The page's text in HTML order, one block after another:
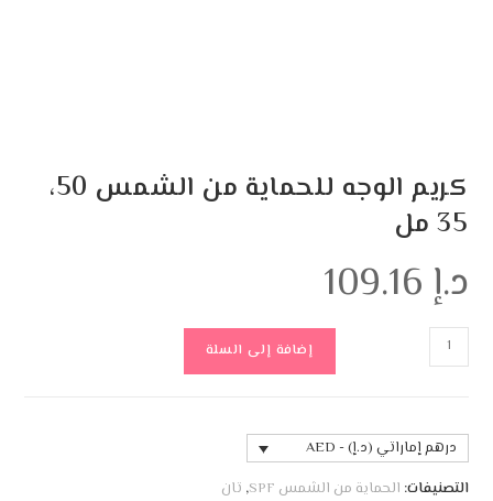
كريم الوجه للحماية من الشمس 50،
35 مل
د.إ
إضافة إلى السلة
درهم إماراتي (د.إ) - AED
التصنيفات: الحماية من الشمس SPF , تان